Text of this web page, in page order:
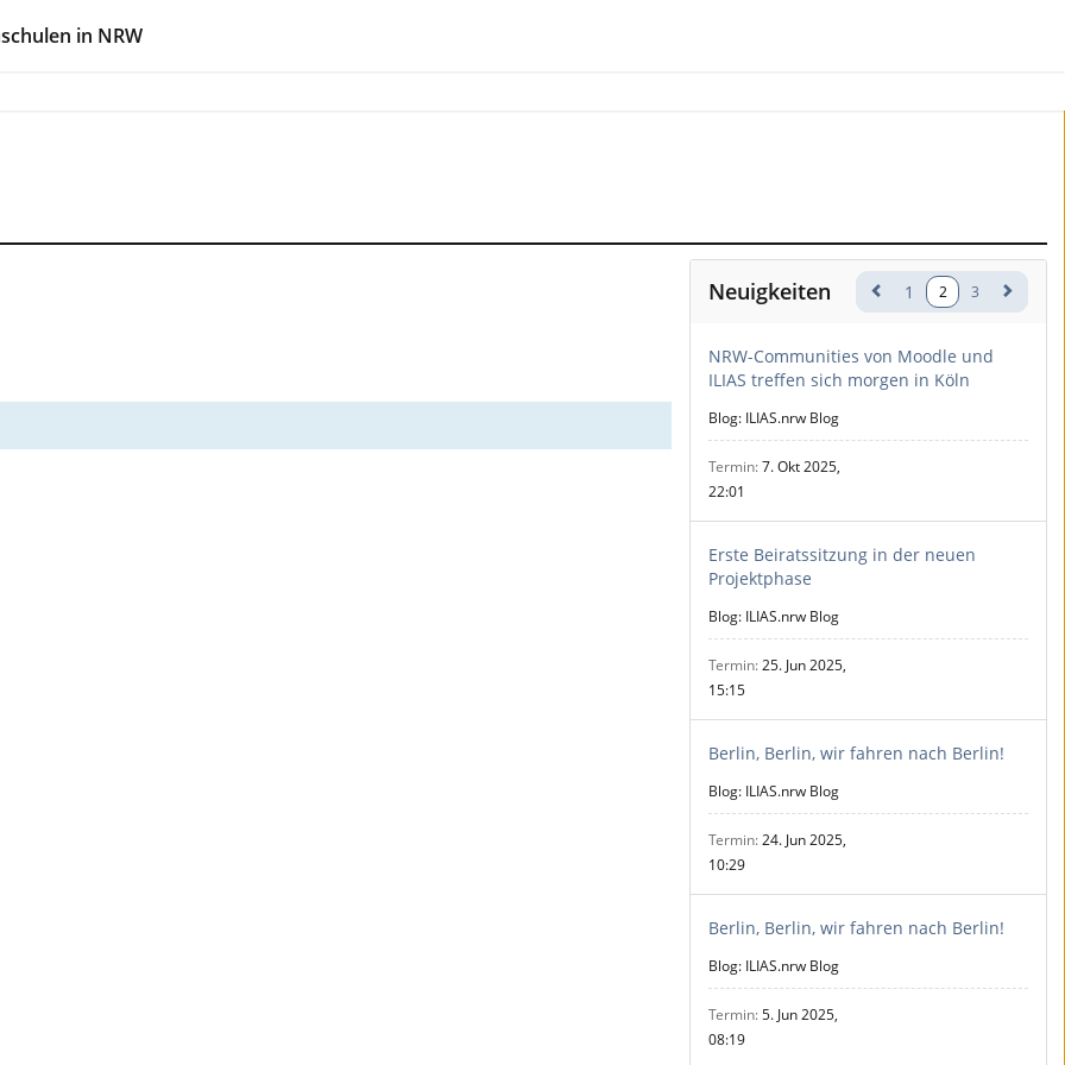
in NRW
Neuigkeiten 1 2 3
NRW-Communities von Moodle und
ILIAS treffen sich morgen in Köln
Blog: ILIAS.nrw Blog
Termin 7. Okt 2025,
22:01
Erste Beiratssitzung in der neuen
Projektphase
Blog: ILIAS.nrw Blog
Termin 25. Jun 2025,
15:15
Berlin, Berlin, wir fahren nach Berlin!
Blog: ILIAS.nrw Blog
Termin 24. Jun 2025,
10:29
Berlin, Berlin, wir fahren nach Berlin!
Blog: ILIAS.nrw Blog
Termin 5. Jun 2025,
08:19